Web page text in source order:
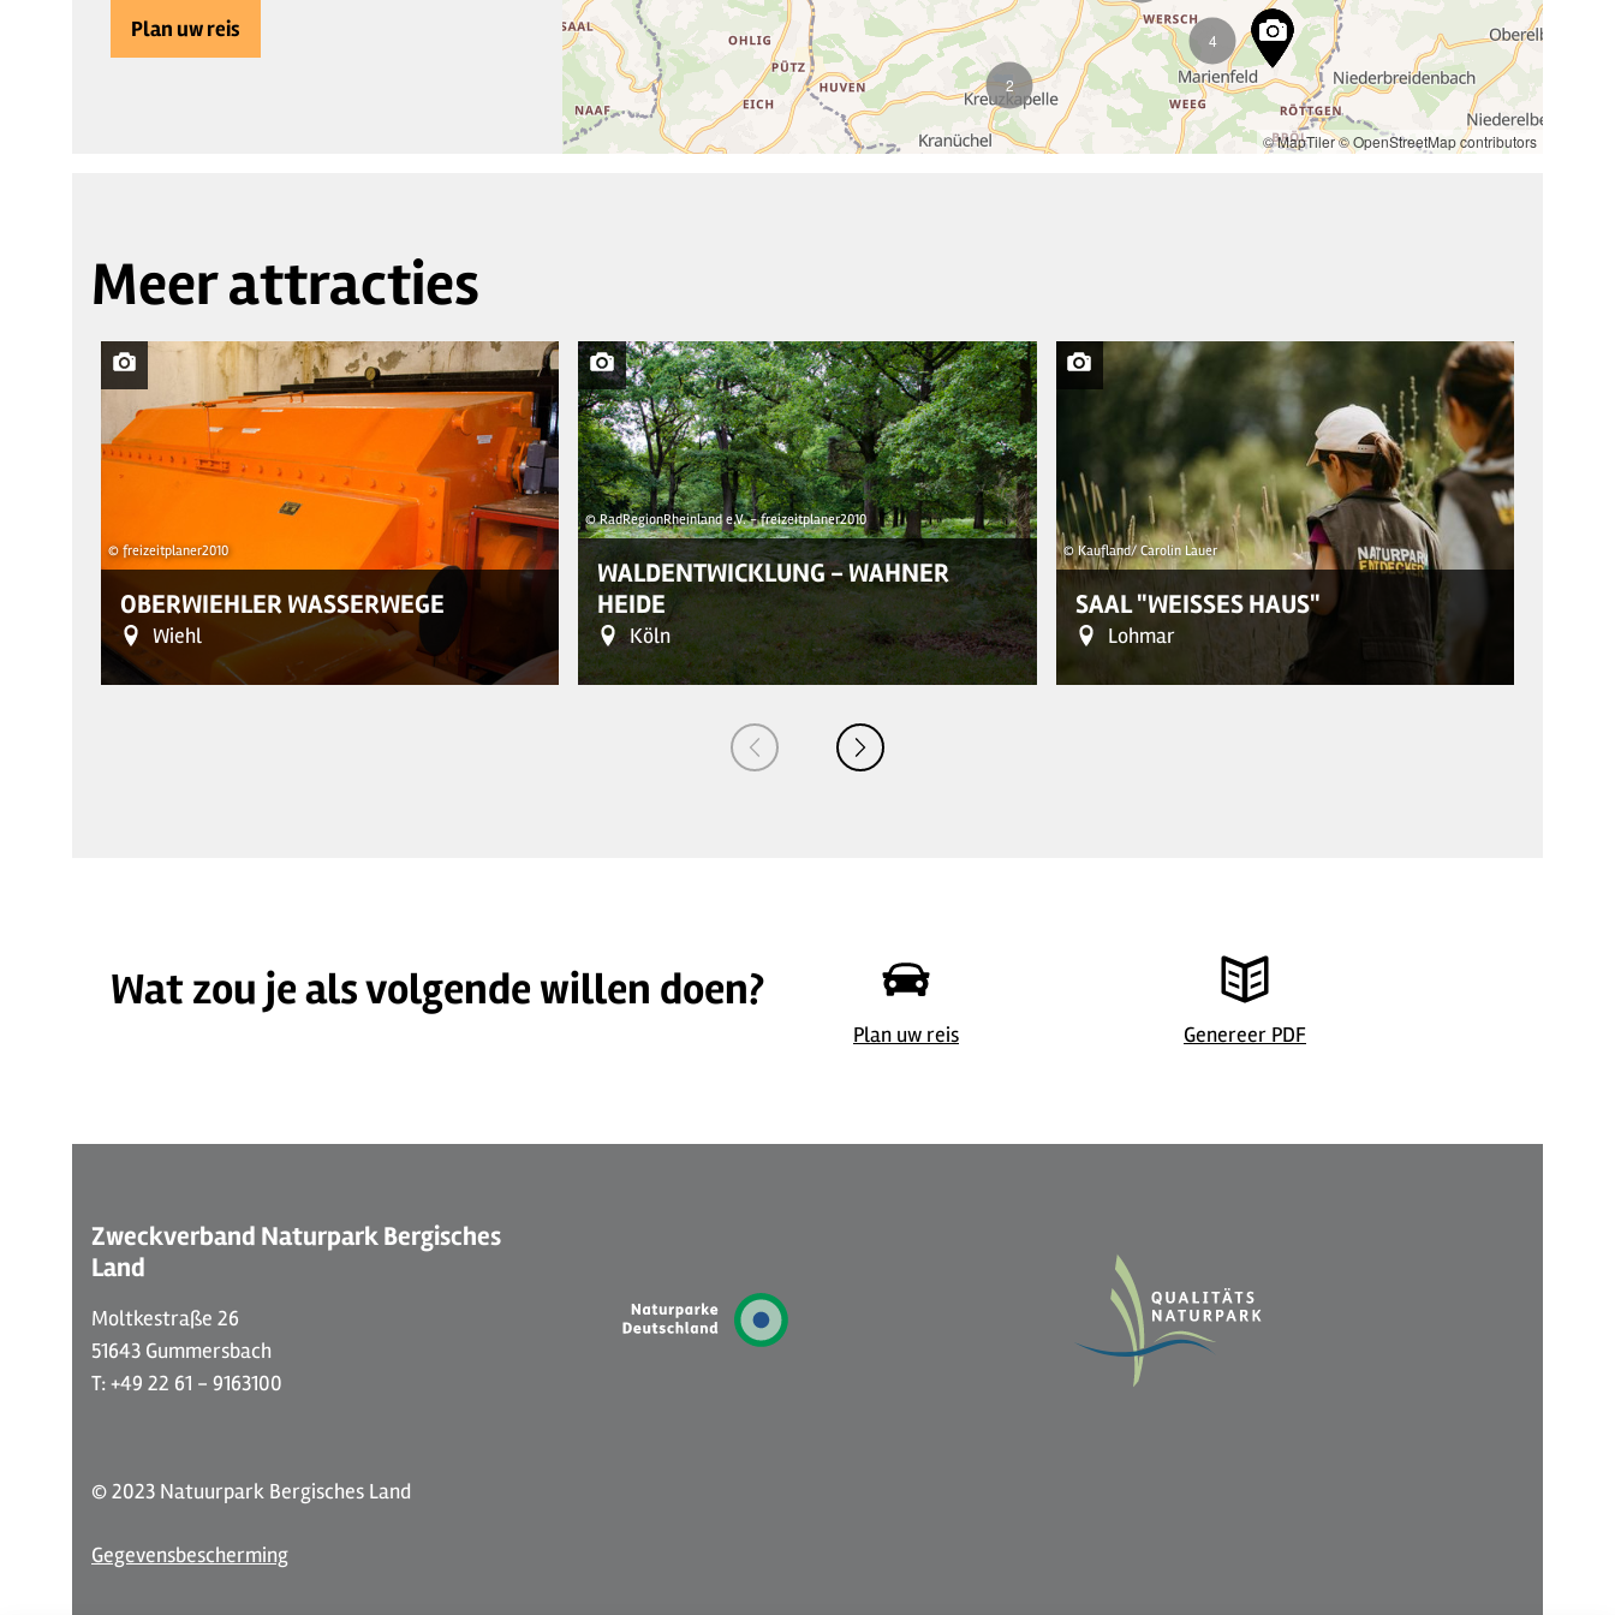
Plan uw reis 4
2
© MapTiler© OpenStreetMap contributors
Meer attracties
© freizeitplaner2010
OBERWIEHLER WASSERWEGE
Wiehl
© freizeitplaner2010
© RadRegionRheinland e.V. - freizeitplaner2010
WALDENTWICKLUNG - WAHNER
HEIDE
Köln
© RadRegionRheinland e.V. - freizeitplaner2010
© Kaufland/ Carolin Lauer
SAAL "WEISSES HAUS"
Lohmar
Wat zou je als volgende willen doen?
Plan uw reis Genereer PDF
Zweckverband Naturpark Bergisches
Land
Moltkestraße 26
51643 Gummersbach
T: +49 22 61 - 9163100
© 2023 Natuurpark Bergisches Land
Gegevensbescherming